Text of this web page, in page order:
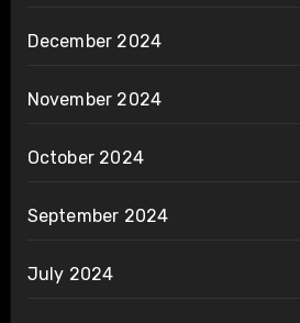
December 2024
November 2024
October 2024
September 2024
July 2024